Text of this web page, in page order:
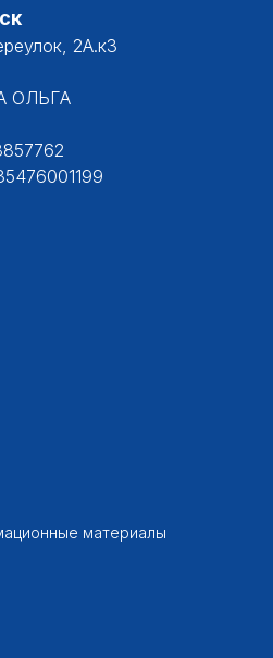
2А.к3
ОЛЬГА
материалы